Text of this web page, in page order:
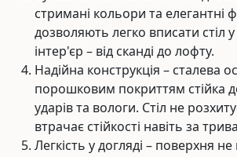
стримані кольори та елегантні
дозволяють легко вписати стіл
інтер'єр – від сканді до лофту.
Надійна конструкція – сталева
порошковим покриттям стійка
ударів та вологи. Стіл не
втрачає стійкості навіть за
Легкість у догляді – поверхня